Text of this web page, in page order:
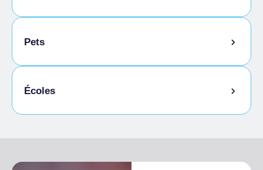
Local à vélos
Pets
Animaux autorisés en laisse
Écoles